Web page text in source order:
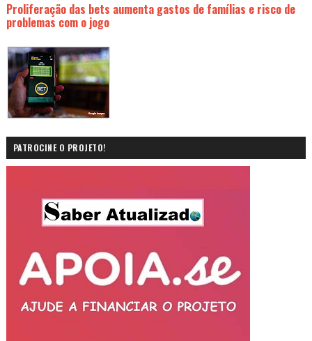
Proliferação das bets aumenta gastos de famílias e risco de
problemas com o jogo
PATROCINE O PROJETO!